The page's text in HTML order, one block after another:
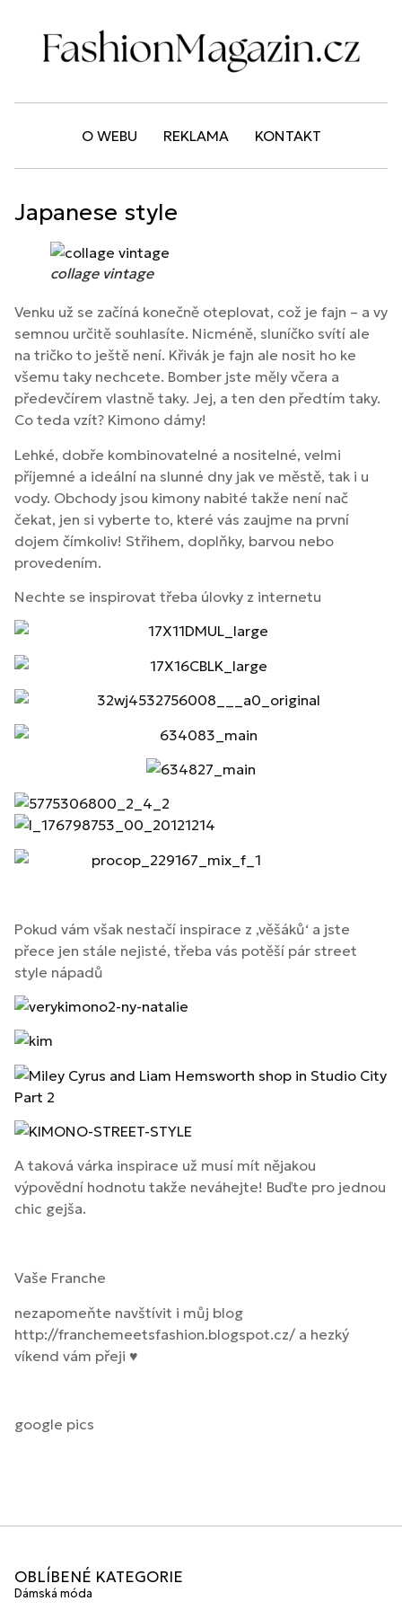
O WEBU REKLAMA KONTAKT
Japanese style
collage vintage
Venku už se začíná konečně oteplovat, což je fajn – a vy
semnou určitě souhlasíte. Nicméně, sluníčko svítí ale
na tričko to ještě není. Křivák je fajn ale nosit ho ke
všemu taky nechcete. Bomber jste měly včera a
předevčírem vlastně taky. Jej, a ten den předtím taky.
Co teda vzít? Kimono dámy!
Lehké, dobře kombinovatelné a nositelné, velmi
příjemné a ideální na slunné dny jak ve městě, tak i u
vody. Obchody jsou kimony nabité takže není nač
čekat, jen si vyberte to, které vás zaujme na první
dojem čímkoliv! Střihem, doplňky, barvou nebo
provedením.
Nechte se inspirovat třeba úlovky z internetu
Pokud vám však nestačí inspirace z ‚věšáků‘ a jste
přece jen stále nejisté, třeba vás potěší pár street
style nápadů
A taková várka inspirace už musí mít nějakou
výpovědní hodnotu takže neváhejte! Buďte pro jednou
chic gejša.
Vaše Franche
nezapomeňte navštívit i můj blog
http://franchemeetsfashion.blogspot.cz/ a hezký
víkend vám přeji ♥
google pics
OBLÍBENÉ KATEGORIE
Dámská móda